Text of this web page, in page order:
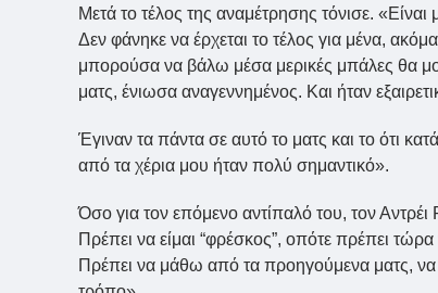
Μετά το τέλος της αναμέτρησης τόνισε.
Δεν φάνηκε να έρχεται το τέλος για μένα,
μπορούσα να βάλω μέσα μερικές μπάλες θα
ματς, ένιωσα αναγεννημένος. Και ήταν
Έγιναν τα πάντα σε αυτό το ματς και το ότι
από τα χέρια μου ήταν πολύ σημαντικό».
Όσο για τον επόμενο αντίπαλό του, τον
Πρέπει να είμαι “φρέσκος”, οπότε πρέπει
Πρέπει να μάθω από τα προηγούμενα ματς, να